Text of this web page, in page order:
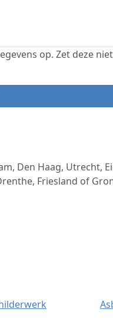
op. Zet deze
Den Haag, Utrecht,
Friesland of